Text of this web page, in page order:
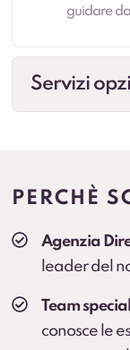
guidare
Servizi
Cambio
PERCHÈ
Agenzia
leader del
Team
conosce le